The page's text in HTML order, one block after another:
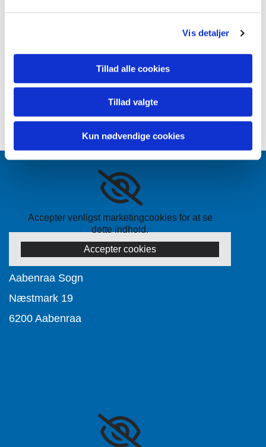
Vis detaljer
Tillad alle cookies
Tillad valgte
Kun nødvendige cookies
Accepter venligst marketingcookies for at se
dette indhold.
Accepter cookies
Aabenraa Sogn
Næstmark 19
6200 Aabenraa